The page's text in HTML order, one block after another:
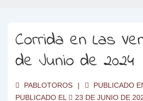
Corrida en Las
de Junio de 2024
PABLOTOROS PUBLICADO
PUBLICADO EL
23 DE JUNIO DE